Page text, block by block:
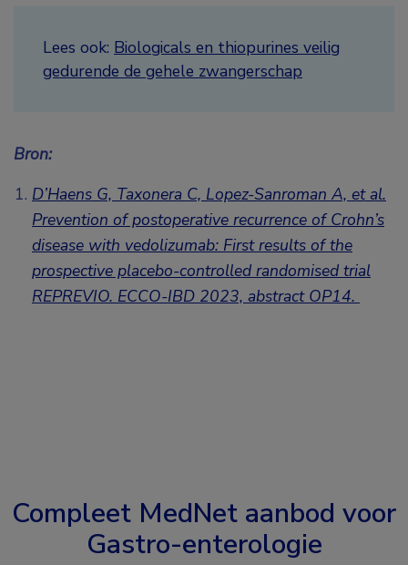
Lees ook: Biologicals en thiopurines veilig
gedurende de gehele zwangerschap
Bron:
D’Haens G, Taxonera C, Lopez-Sanroman A, et al.
Prevention of postoperative recurrence of Crohn’s
disease with vedolizumab: First results of the
prospective placebo-controlled randomised trial
REPREVIO. ECCO-IBD 2023, abstract OP14.
Compleet MedNet aanbod voor
Gastro-enterologie